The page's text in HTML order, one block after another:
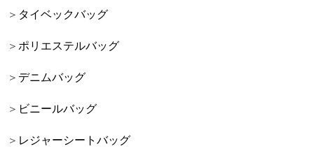
タイベックバッグ
ポリエステルバッグ
デニムバッグ
ビニールバッグ
レジャーシートバッグ